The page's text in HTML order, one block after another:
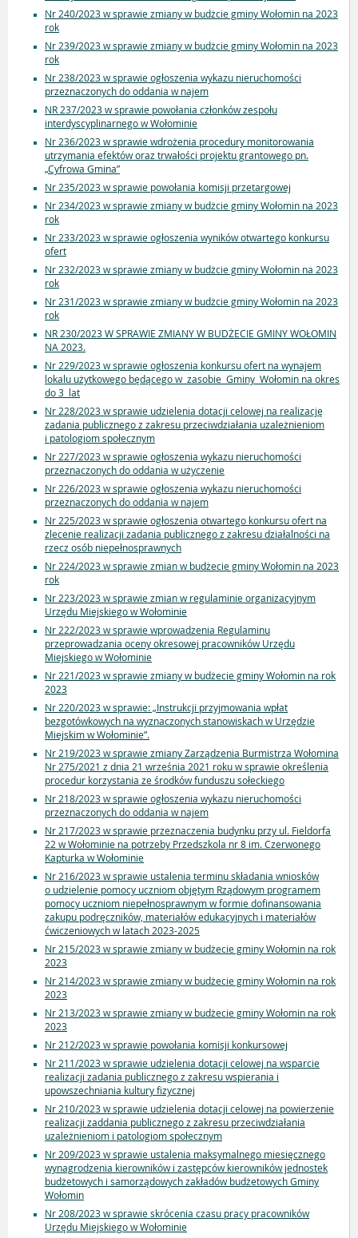
Nr 240/2023 w sprawie zmiany w budżcie gminy Wołomin na 2023
rok
Nr 239/2023 w sprawie zmiany w budżcie gminy Wołomin na 2023
rok
Nr 238/2023 w sprawie ogłoszenia wykazu nieruchomości
przeznaczonych do oddania w najem
NR 237/2023 w sprawie powołania członków zespołu
interdyscyplinarnego w Wołominie
Nr 236/2023 w sprawie wdrożenia procedury monitorowania
utrzymania efektów oraz trwałości projektu grantowego pn.
„Cyfrowa Gmina”
Nr 235/2023 w sprawie powołania komisji przetargowej
Nr 234/2023 w sprawie zmiany w budżcie gminy Wołomin na 2023
rok
Nr 233/2023 w sprawie ogłoszenia wyników otwartego konkursu
ofert
Nr 232/2023 w sprawie zmiany w budżcie gminy Wołomin na 2023
rok
Nr 231/2023 w sprawie zmiany w budżcie gminy Wołomin na 2023
rok
NR 230/2023 W SPRAWIE ZMIANY W BUDŻECIE GMINY WOŁOMIN
NA 2023.
Nr 229/2023 w sprawie ogłoszenia konkursu ofert na wynajem
lokalu użytkowego będącego w zasobie Gminy Wołomin na okres
do 3 lat
Nr 228/2023 w sprawie udzielenia dotacji celowej na realizację
zadania publicznego z zakresu przeciwdziałania uzależnieniom
i patologiom społecznym
Nr 227/2023 w sprawie ogłoszenia wykazu nieruchomości
przeznaczonych do oddania w użyczenie
Nr 226/2023 w sprawie ogłoszenia wykazu nieruchomości
przeznaczonych do oddania w najem
Nr 225/2023 w sprawie ogłoszenia otwartego konkursu ofert na
zlecenie realizacji zadania publicznego z zakresu działalności na
rzecz osób niepełnosprawnych
Nr 224/2023 w sprawie zmian w budżecie gminy Wołomin na 2023
rok
Nr 223/2023 w sprawie zmian w regulaminie organizacyjnym
Urzędu Miejskiego w Wołominie
Nr 222/2023 w sprawie wprowadzenia Regulaminu
przeprowadzania oceny okresowej pracowników Urzędu
Miejskiego w Wołominie
Nr 221/2023 w sprawie zmiany w budżecie gminy Wołomin na rok
2023
Nr 220/2023 w sprawie: „Instrukcji przyjmowania wpłat
bezgotówkowych na wyznaczonych stanowiskach w Urzędzie
Miejskim w Wołominie”.
Nr 219/2023 w sprawie zmiany Zarządzenia Burmistrza Wołomina
Nr 275/2021 z dnia 21 września 2021 roku w sprawie określenia
procedur korzystania ze środków funduszu sołeckiego
Nr 218/2023 w sprawie ogłoszenia wykazu nieruchomości
przeznaczonych do oddania w najem
Nr 217/2023 w sprawie przeznaczenia budynku przy ul. Fieldorfa
22 w Wołominie na potrzeby Przedszkola nr 8 im. Czerwonego
Kapturka w Wołominie
Nr 216/2023 w sprawie ustalenia terminu składania wniosków
o udzielenie pomocy uczniom objętym Rządowym programem
pomocy uczniom niepełnosprawnym w formie dofinansowania
zakupu podręczników, materiałów edukacyjnych i materiałów
ćwiczeniowych w latach 2023-2025
Nr 215/2023 w sprawie zmiany w budżecie gminy Wołomin na rok
2023
Nr 214/2023 w sprawie zmiany w budżecie gminy Wołomin na rok
2023
Nr 213/2023 w sprawie zmiany w budżecie gminy Wołomin na rok
2023
Nr 212/2023 w sprawie powołania komisji konkursowej
Nr 211/2023 w sprawie udzielenia dotacji celowej na wsparcie
realizacji zadania publicznego z zakresu wspierania i
upowszechniania kultury fizycznej
Nr 210/2023 w sprawie udzielenia dotacji celowej na powierzenie
realizacji zaddania publicznego z zakresu przeciwdziałania
uzależnieniom i patologiom społecznym
Nr 209/2023 w sprawie ustalenia maksymalnego miesięcznego
wynagrodzenia kierowników i zastępców kierowników jednostek
budżetowych i samorządowych zakładów budżetowych Gminy
Wołomin
Nr 208/2023 w sprawie skrócenia czasu pracy pracowników
Urzędu Miejskiego w Wołominie